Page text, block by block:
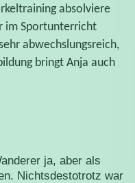
absolviere
im Sportunterricht
abwechslungsreich,
bringt Anja auch
ja, aber als
Nichtsdestotrotz war